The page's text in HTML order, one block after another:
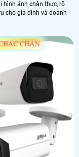
hình ảnh chân thực, rõ
cho gia đình và doanh